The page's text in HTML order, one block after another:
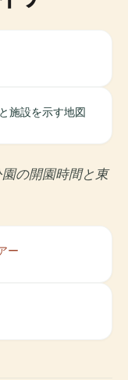
の開園時間と東
ー